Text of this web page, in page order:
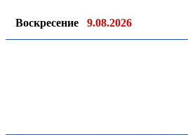
Воскресение 9.08.2026